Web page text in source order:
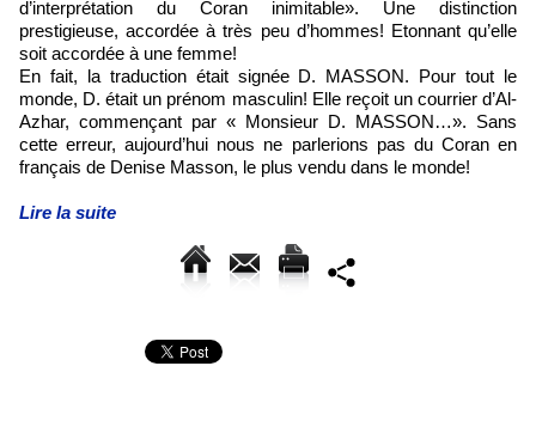
d’interprétation du Coran inimitable». Une distinction
prestigieuse, accordée à très peu d’hommes! Etonnant qu’elle
soit accordée à une femme!
En fait, la traduction était signée D. MASSON. Pour tout le
monde, D. était un prénom masculin! Elle reçoit un courrier d’Al-
Azhar, commençant par « Monsieur D. MASSON…». Sans
cette erreur, aujourd’hui nous ne parlerions pas du Coran en
français de Denise Masson, le plus vendu dans le monde!
Lire la suite